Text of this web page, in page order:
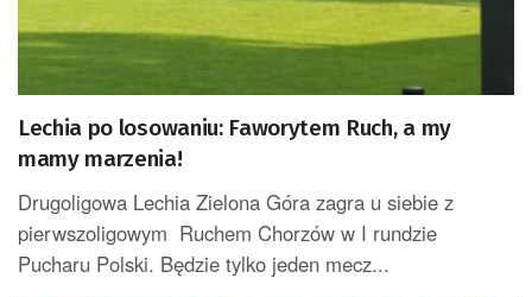
Lechia po losowaniu: Faworytem Ruch, a my
mamy marzenia!
Drugoligowa Lechia Zielona Góra zagra u siebie z
pierwszoligowym Ruchem Chorzów w I rundzie
Pucharu Polski. Będzie tylko jeden mecz...